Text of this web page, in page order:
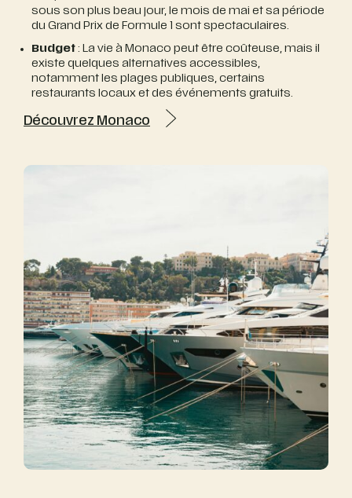
sous son plus beau jour, le mois de mai et sa période
du Grand Prix de Formule 1 sont spectaculaires.
Budget : La vie à Monaco peut être coûteuse, mais il
existe quelques alternatives accessibles,
notamment les plages publiques, certains
restaurants locaux et des événements gratuits.
Découvrez Monaco